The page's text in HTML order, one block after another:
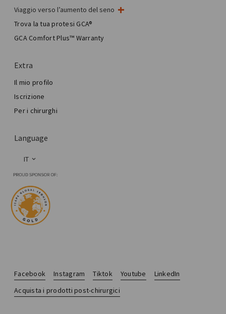
Viaggio verso l’aumento del seno
Il mio intervento al seno
Chirurgia mammaria estetica
Total Breast Reconstruction™
Trova la tua protesi GCA®
GCA Comfort Plus™ Warranty
Extra
Il mio profilo
Iscrizione
Per i chirurghi
Language
IT
Facebook Instagram Tiktok Youtube
LinkedIn
Acquista i prodotti post-chirurgici